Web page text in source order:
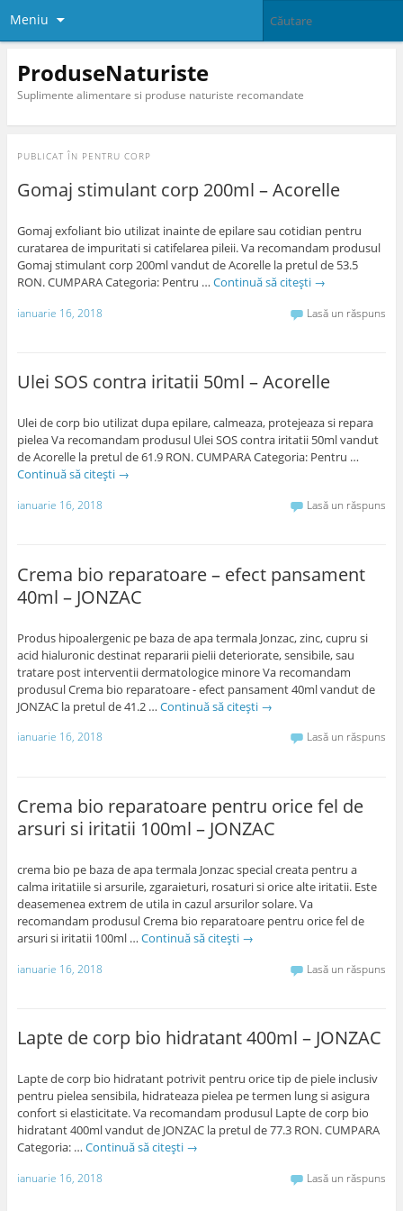
Meniu
ProduseNaturiste
Suplimente alimentare si produse naturiste recomandate
PUBLICAT ÎN PENTRU CORP
Gomaj stimulant corp 200ml – Acorelle
Gomaj exfoliant bio utilizat inainte de epilare sau cotidian pentru
curatarea de impuritati si catifelarea pileii. Va recomandam produsul
Gomaj stimulant corp 200ml vandut de Acorelle la pretul de 53.5
RON. CUMPARA Categoria: Pentru … Continuă să citești →
ianuarie 16, 2018 Lasă un răspuns
Ulei SOS contra iritatii 50ml – Acorelle
Ulei de corp bio utilizat dupa epilare, calmeaza, protejeaza si repara
pielea Va recomandam produsul Ulei SOS contra iritatii 50ml vandut
de Acorelle la pretul de 61.9 RON. CUMPARA Categoria: Pentru …
Continuă să citești →
ianuarie 16, 2018 Lasă un răspuns
Crema bio reparatoare – efect pansament
40ml – JONZAC
Produs hipoalergenic pe baza de apa termala Jonzac, zinc, cupru si
acid hialuronic destinat repararii pielii deteriorate, sensibile, sau
tratare post interventii dermatologice minore Va recomandam
produsul Crema bio reparatoare - efect pansament 40ml vandut de
JONZAC la pretul de 41.2 … Continuă să citești →
ianuarie 16, 2018 Lasă un răspuns
Crema bio reparatoare pentru orice fel de
arsuri si iritatii 100ml – JONZAC
crema bio pe baza de apa termala Jonzac special creata pentru a
calma iritatiile si arsurile, zgaraieturi, rosaturi si orice alte iritatii. Este
deasemenea extrem de utila in cazul arsurilor solare. Va
recomandam produsul Crema bio reparatoare pentru orice fel de
arsuri si iritatii 100ml … Continuă să citești →
ianuarie 16, 2018 Lasă un răspuns
Lapte de corp bio hidratant 400ml – JONZAC
Lapte de corp bio hidratant potrivit pentru orice tip de piele inclusiv
pentru pielea sensibila, hidrateaza pielea pe termen lung si asigura
confort si elasticitate. Va recomandam produsul Lapte de corp bio
hidratant 400ml vandut de JONZAC la pretul de 77.3 RON. CUMPARA
Categoria: … Continuă să citești →
ianuarie 16, 2018 Lasă un răspuns